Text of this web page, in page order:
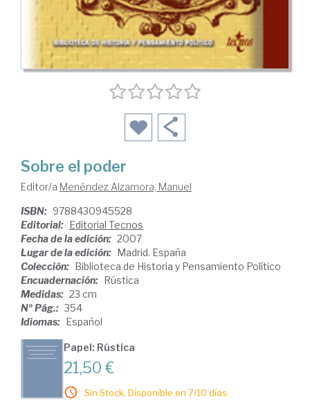
Sobre el poder
Editor/a Menéndez Alzamora, Manuel
ISBN: 9788430945528
Editorial:
Editorial Tecnos
Fecha de la edición: 2007
Lugar de la edición:
Madrid. España
Colección:
Biblioteca de Historia y Pensamiento Político
Encuadernación:
Rústica
Medidas: 23 cm
Nº Pág.: 354
Idiomas:
Español
Papel: Rústica
21,50 €
Sin Stock. Disponible en 7/10 días.